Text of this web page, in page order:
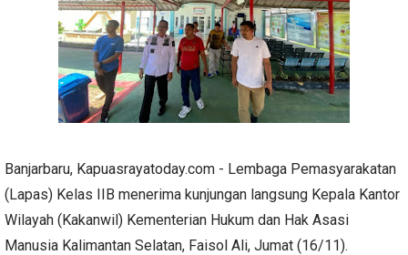
Banjarbaru, Kapuasrayatoday.com - Lembaga Pemasyarakatan
(Lapas) Kelas IIB menerima kunjungan langsung Kepala Kantor
Wilayah (Kakanwil) Kementerian Hukum dan Hak Asasi
Manusia Kalimantan Selatan, Faisol Ali, Jumat (16/11).